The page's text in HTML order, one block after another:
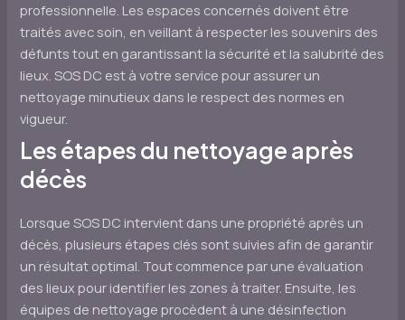
professionnelle. Les espaces concernés doivent être
traités avec soin, en veillant à respecter les souvenirs des
défunts tout en garantissant la sécurité et la salubrité des
lieux. SOS DC est à votre service pour assurer un
nettoyage minutieux dans le respect des normes en
vigueur.
Les étapes du nettoyage après
décès
Lorsque SOS DC intervient dans une propriété après un
décès, plusieurs étapes clés sont suivies afin de garantir
un résultat optimal. Tout commence par une évaluation
des lieux pour identifier les zones à traiter. Ensuite, les
équipes de nettoyage procèdent à une désinfection